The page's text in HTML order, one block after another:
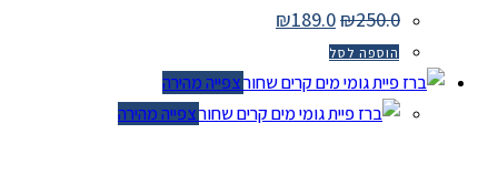
₪250.0 המחיר
המקורי
היה:
₪250.0.
₪189.0 המחיר
הנוכחי
₪189.0.
הוספה לסל
צפייה מהירה
צפייה מהירה